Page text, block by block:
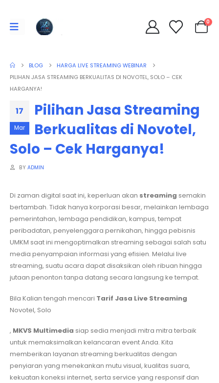
0
BLOG
HARGA LIVE STREAMING WEBINAR
PILIHAN JASA STREAMING BERKUALITAS DI NOVOTEL, SOLO – CEK
HARGANYA!
17
Mar
Pilihan Jasa Streaming
Berkualitas di Novotel,
Solo – Cek Harganya!
BY ADMIN
Di zaman digital saat ini, keperluan akan streaming semakin
bertambah. Tidak hanya korporasi besar, melainkan lembaga
pemerintahan, lembaga pendidikan, kampus, tempat
peribadatan, penyelenggara pernikahan, hingga pebisnis
UMKM saat ini mengoptimalkan streaming sebagai salah satu
media penyampaian informasi yang efisien. Melalui live
streaming, suatu acara dapat disaksikan oleh ribuan hingga
jutaan penonton tanpa datang secara langsung ke tempat.
Bila Kalian tengah mencari Tarif Jasa Live Streaming
Novotel, Solo
, MKVS Multimedia siap sedia menjadi mitra mitra terbaik
untuk memaksimalkan kelancaran event Anda. Kita
memberikan layanan streaming berkualitas dengan
penyiaran yang menekankan mutu visual, kualitas suara,
kekuatan koneksi internet, serta service yang responsif dan